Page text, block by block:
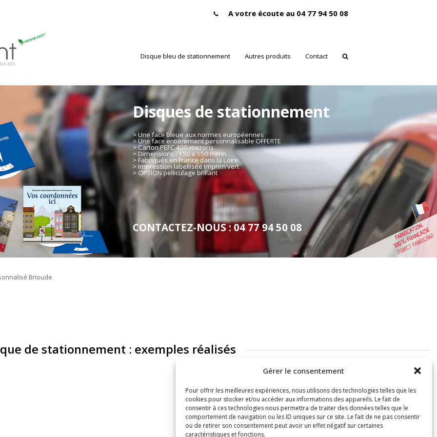
Gérer le consentement
Pour offrir les meilleures expériences, nous utilisons des technologies telles que les
cookies pour stocker et/ou accéder aux informations des appareils. Le fait de
consentir à ces technologies nous permettra de traiter des données telles que le
comportement de navigation ou les ID uniques sur ce site. Le fait de ne pas consentir
ou de retirer son consentement peut avoir un effet négatif sur certaines
caractéristiques et fonctions.
A votre écoute au 04 77 94 50 08
Disque bleu de stationnement Autres produits Contact
Disques de stationnement
> Une face bleue aux normes européennes
> Une face entièrement personnalisable OFFERTE
> Carton PEFC 400 microns
> Dimensions : 150 x 150 mmn
> Fabriqués en France dans la Loire
> Impression labellisée Imprim'vert
> OPTION pelliculage brillant
CONTACTEZ-NOUS : 04 77 94 50 08
de stationnement : exemples réalisés